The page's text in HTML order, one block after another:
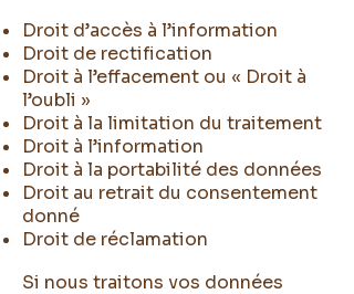
Droit d’accès à l’information
Droit de rectification
Droit à l’effacement ou « Droit à
l’oubli »
Droit à la limitation du traitement
Droit à l’information
Droit à la portabilité des données
Droit au retrait du consentement
donné
Droit de réclamation
Si nous traitons vos données